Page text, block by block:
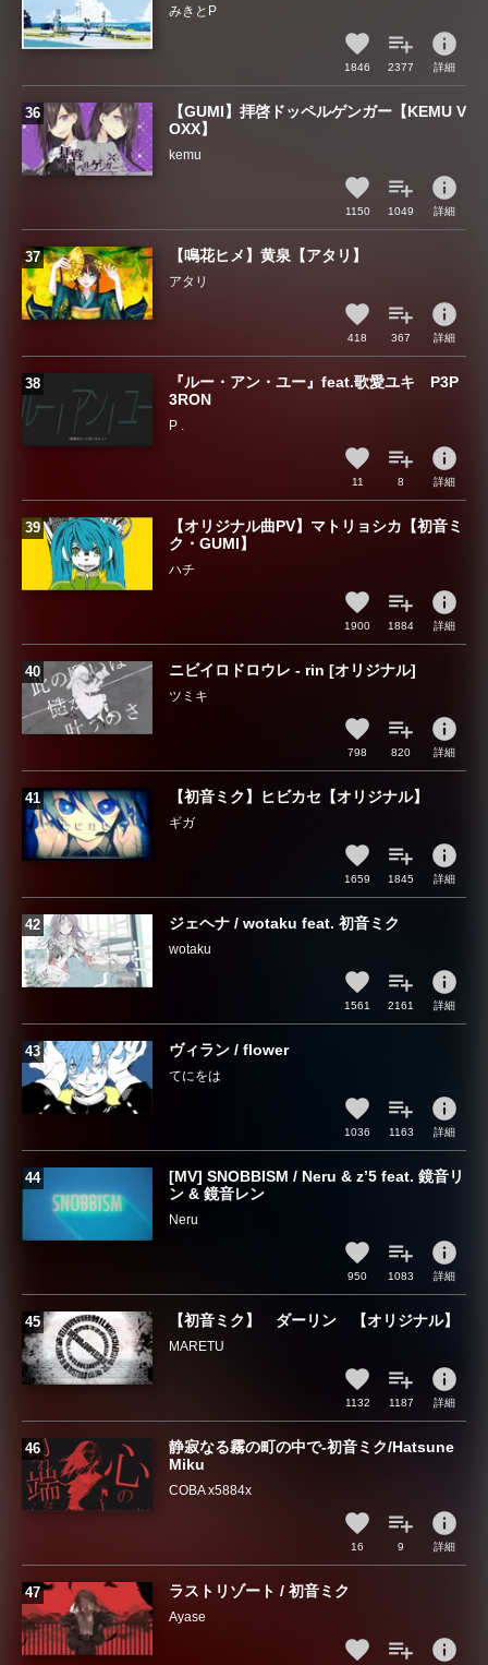
みきとP
1846 2377
info
詳細
【GUMI】拝啓ドッペルゲンガー【KEMU V
OXX】
kemu
1150 1049
info
詳細
【鳴花ヒメ】黄泉【アタリ】
アタリ
418 367
info
詳細
『ルー・アン・ユー』feat.歌愛ユキ P3P
3RON
P .
11 8
info
詳細
【オリジナル曲PV】マトリョシカ【初音ミ
ク・GUMI】
ハチ
1900 1884
info
詳細
ニビイロドロウレ - rin [オリジナル]
ツミキ
798 820
info
詳細
【初音ミク】ヒビカセ【オリジナル】
ギガ
1659 1845
info
詳細
ジェヘナ / wotaku feat. 初音ミク
wotaku
1561 2161
info
詳細
ヴィラン / flower
てにをは
1036 1163
info
詳細
[MV] SNOBBISM / Neru & z’5 feat. 鏡音リ
ン & 鏡音レン
Neru
950 1083
info
詳細
【初音ミク】 ダーリン 【オリジナル】
MARETU
1132 1187
info
詳細
静寂なる霧の町の中で-初音ミク/Hatsune
Miku
COBA x5884x
16 9
info
詳細
ラストリゾート / 初音ミク
Ayase
info